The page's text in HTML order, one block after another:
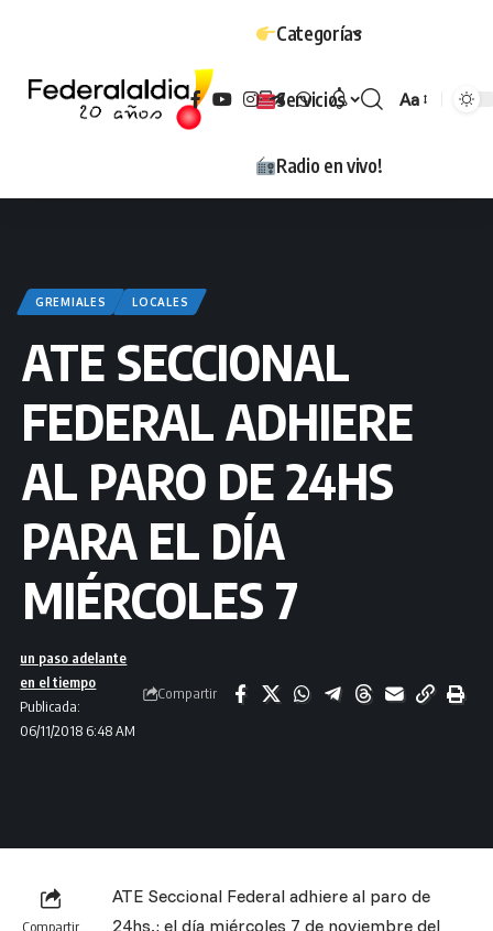
Categorías
Servicios
Radio en vivo!
Tamaño
Aa
GREMIALES LOCALES
ATE SECCIONAL
FEDERAL ADHIERE
AL PARO DE 24HS
PARA EL DÍA
MIÉRCOLES 7
Publicada:
06/11/2018 6:48 AM
un paso adelante
en el tiempo
Compartir
Compartir
ATE Seccional Federal adhiere al paro de
24hs.; el día miércoles 7 de noviembre del